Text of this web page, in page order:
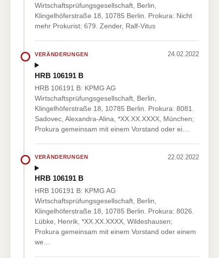
Wirtschaftsprüfungsgesellschaft, Berlin,
Klingelhöferstraße 18, 10785 Berlin. Prokura: Nicht
mehr Prokurist: 679. Zender, Ralf-Vitus
VERÄNDERUNGEN 24.02.2022
HRB 106191 B
HRB 106191 B: KPMG AG
Wirtschaftsprüfungsgesellschaft, Berlin,
Klingelhöferstraße 18, 10785 Berlin. Prokura: 8081.
Sadovec, Alexandra-Alina, *XX.XX.XXXX, München;
Prokura gemeinsam mit einem Vorstand oder ei…
VERÄNDERUNGEN 22.02.2022
HRB 106191 B
HRB 106191 B: KPMG AG
Wirtschaftsprüfungsgesellschaft, Berlin,
Klingelhöferstraße 18, 10785 Berlin. Prokura: 8026.
Lübke, Henrik, *XX.XX.XXXX, Wildeshausen;
Prokura gemeinsam mit einem Vorstand oder einem
we…